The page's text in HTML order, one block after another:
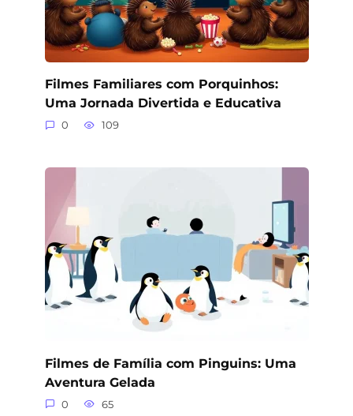
Filmes Familiares com Porquinhos:
Uma Jornada Divertida e Educativa
0 109
Filmes de Família com Pinguins: Uma
Aventura Gelada
0 65